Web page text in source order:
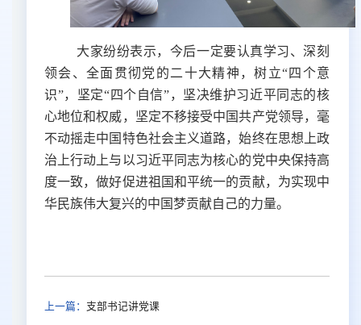
大家纷纷表示，今后一定要认真学习、深刻
领会、全面贯彻党的二十大精神，树立“四个意
识”，坚定“四个自信”，坚决维护习近平同志的核
心地位和权威，坚定不移接受中国共产党领导，毫
不动摇走中国特色社会主义道路，始终在思想上政
治上行动上与以习近平同志为核心的党中央保持高
度一致，做好促进祖国和平统一的贡献，为实现中
华民族伟大复兴的中国梦贡献自己的力量。
上一篇： 支部书记讲党课